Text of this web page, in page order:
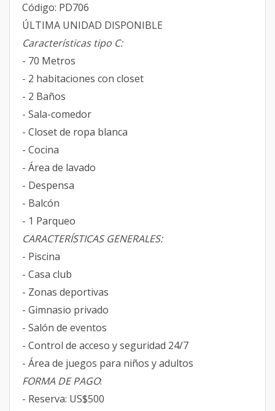
Código: PD706
ÚLTIMA UNIDAD DISPONIBLE
Características tipo C:
- 70 Metros
- 2 habitaciones con closet
- 2 Baños
- Sala-comedor
- Closet de ropa blanca
- Cocina
- Área de lavado
- Despensa
- Balcón
- 1 Parqueo
CARACTERÍSTICAS GENERALES:
- Piscina
- Casa club
- Zonas deportivas
- Gimnasio privado
- Salón de eventos
- Control de acceso y seguridad 24/7
- Área de juegos para niños y adultos
FORMA DE PAGO:
- Reserva: US$500